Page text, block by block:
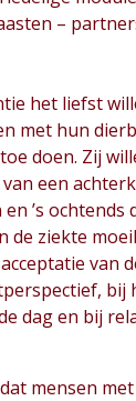
–
het liefst
met hun
doen. Zij
een
’s ochtends
de ziekte
van
bij
dag en bij
mensen